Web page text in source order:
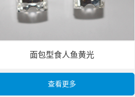
面包型食人鱼黄光
查看更多